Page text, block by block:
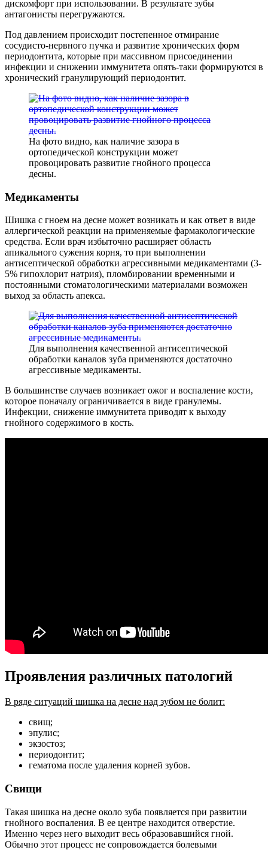
дискомфорт при использовании. В результате зубы
антагонисты перегружаются.
Под давлением происходит постепенное отмирание
сосудисто-нервного пучка и развитие хронических форм
периодонтита, которые при массивном присоединении
инфекции и снижении иммунитета опять-таки формируются в
хронический гранулирующий периодонтит.
На фото видно, как наличие зазора в
ортопедической конструкции может
провоцировать развитие гнойного процесса
десны.
Медикаменты
Шишка с гноем на десне может возникать и как ответ в виде
аллергической реакции на применяемые фармакологические
средства. Если врач избыточно расширяет область
апикального сужения корня, то при выполнении
антисептической обработки агрессивными медикаментами (3-
5% гипохлорит натрия), пломбировании временными и
постоянными стоматологическими материалами возможен
выход за область апекса.
Для выполнения качественной антисептической
обработки каналов зуба применяются достаточно
агрессивные медикаменты.
В большинстве случаев возникает ожог и воспаление кости,
которое поначалу ограничивается в виде гранулемы.
Инфекции, снижение иммунитета приводят к выходу
гнойного содержимого в кость.
Проявления различных патологий
В ряде ситуаций шишка на десне над зубом не болит:
свищ;
эпулис;
экзостоз;
периодонтит;
гематома после удаления корней зубов.
Свищи
Такая шишка на десне около зуба появляется при развитии
гнойного воспаления. В ее центре находится отверстие.
Именно через него выходит весь образовавшийся гной.
Обычно этот процесс не сопровождается болевыми